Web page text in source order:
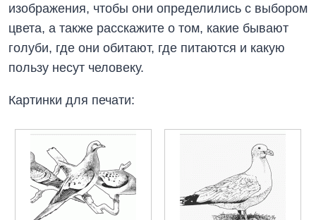
изображения, чтобы они определились с выбором
цвета, а также расскажите о том, какие бывают
голуби, где они обитают, где питаются и какую
пользу несут человеку.
Картинки для печати: